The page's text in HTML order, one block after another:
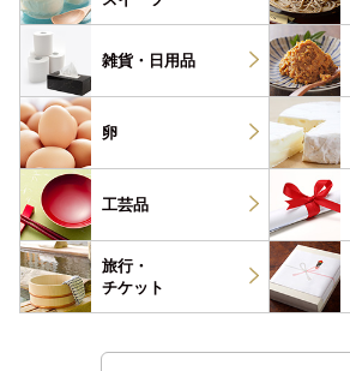
雑貨・ 日用品
卵
工芸品
旅行・
チケット